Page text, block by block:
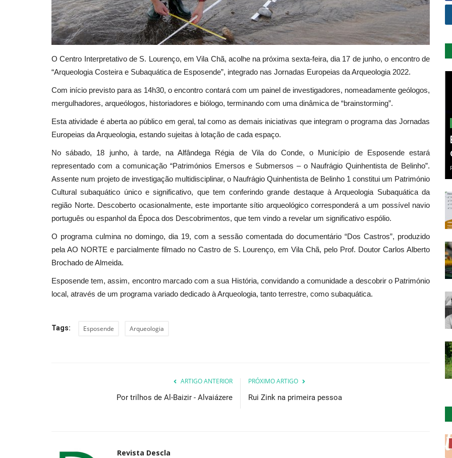
O Centro Interpretativo de S. Lourenço, em Vila Chã, acolhe na próxima sexta-feira, dia 17 de junho, o encontro de
“Arqueologia Costeira e Subaquática de Esposende”, integrado nas Jornadas Europeias da Arqueologia 2022.
Com início previsto para as 14h30, o encontro contará com um painel de investigadores, nomeadamente geólogos,
mergulhadores, arqueólogos, historiadores e biólogo, terminando com uma dinâmica de “brainstorming”.
Esta atividade é aberta ao público em geral, tal como as demais iniciativas que integram o programa das Jornadas
Europeias da Arqueologia, estando sujeitas à lotação de cada espaço.
No sábado, 18 junho, à tarde, na Alfândega Régia de Vila do Conde, o Município de Esposende estará
representado com a comunicação “Patrimónios Emersos e Submersos – o Naufrágio Quinhentista de Belinho”.
Assente num projeto de investigação multidisciplinar, o Naufrágio Quinhentista de Belinho 1 constitui um Património
Cultural subaquático único e significativo, que tem conferindo grande destaque à Arqueologia Subaquática da
região Norte. Descoberto ocasionalmente, este importante sítio arqueológico corresponderá a um possível navio
português ou espanhol da Época dos Descobrimentos, que tem vindo a revelar um significativo espólio.
O programa culmina no domingo, dia 19, com a sessão comentada do documentário “Dos Castros”, produzido
pela AO NORTE e parcialmente filmado no Castro de S. Lourenço, em Vila Chã, pelo Prof. Doutor Carlos Alberto
Brochado de Almeida.
Esposende tem, assim, encontro marcado com a sua História, convidando a comunidade a descobrir o Património
local, através de um programa variado dedicado à Arqueologia, tanto terrestre, como subaquática.
Tags: Esposende Arqueologia
ARTIGO ANTERIOR
Por trilhos de Al-Baizir - Alvaiázere
PRÓXIMO ARTIGO
Rui Zink na primeira pessoa
Revista Descla